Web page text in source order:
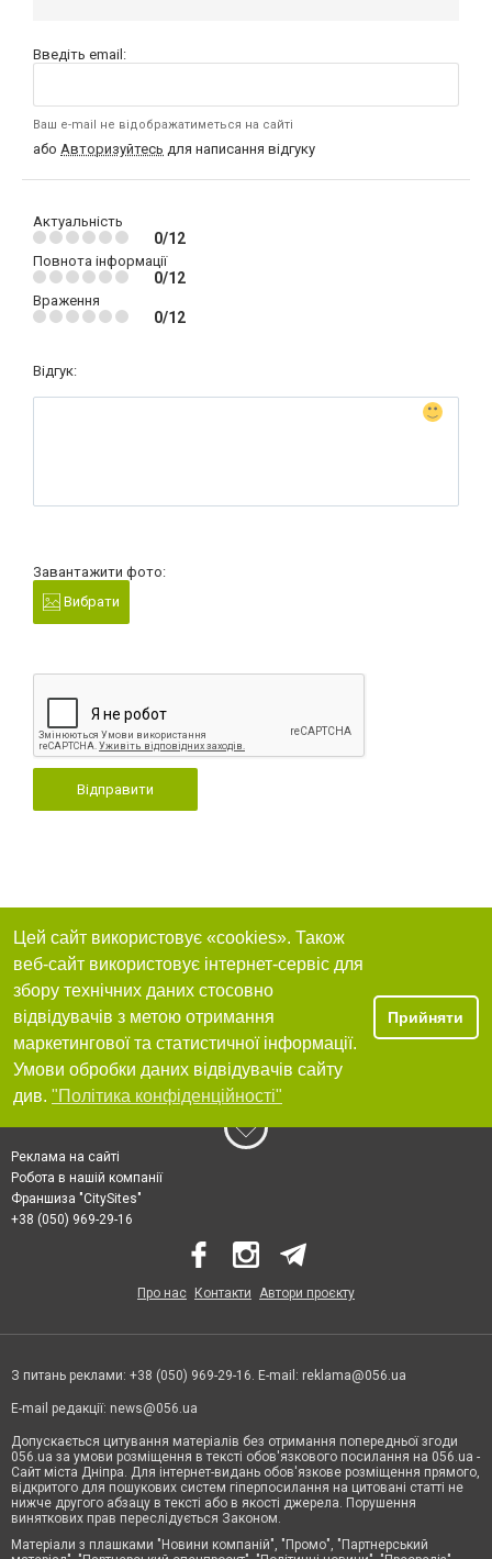
Введіть email:
Ваш e-mail не відображатиметься на сайті
або Авторизуйтесь для написання відгуку
Актуальність
0/12
Повнота інформації
0/12
Враження
0/12
Відгук:
Завантажити фото:
Вибрати
Відправити
Цей сайт використовує «cookies». Також
веб-сайт використовує інтернет-сервіс для
збору технічних даних стосовно
відвідувачів з метою отримання
маркетингової та статистичної інформації.
Умови обробки даних відвідувачів сайту
див. "Політика конфіденційності"
Прийняти
Реклама на сайті
Робота в нашій компанії
Франшиза "CitySites"
+38 (050) 969-29-16
Про нас Контакти Автори проєкту
З питань реклами: +38 (050) 969-29-16. E-mail: reklama@056.ua
E-mail редакції: news@056.ua
Допускається цитування матеріалів без отримання попередньої згоди
056.ua за умови розміщення в тексті обов'язкового посилання на 056.ua -
Сайт міста Дніпра. Для інтернет-видань обов'язкове розміщення прямого,
відкритого для пошукових систем гіперпосилання на цитовані статті не
нижче другого абзацу в тексті або в якості джерела. Порушення
виняткових прав переслідується Законом.
Матеріали з плашками "Новини компаній", "Промо", "Партнерський